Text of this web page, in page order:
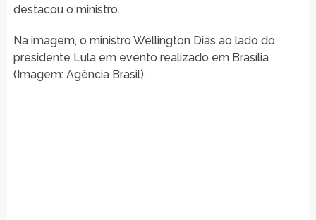
destacou o ministro.
Na imagem, o ministro Wellington Dias ao lado do
presidente Lula em evento realizado em Brasília
(Imagem: Agência Brasil).